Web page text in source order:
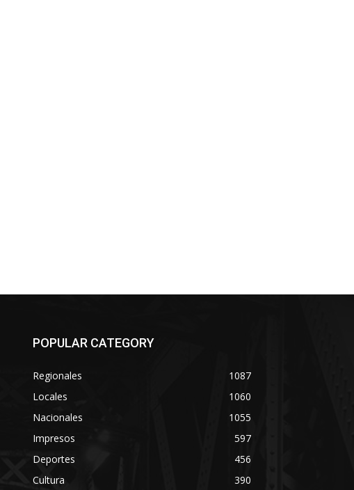
POPULAR CATEGORY
Regionales
1087
Locales
1060
Nacionales
1055
Impresos
597
Deportes
456
Cultura
390